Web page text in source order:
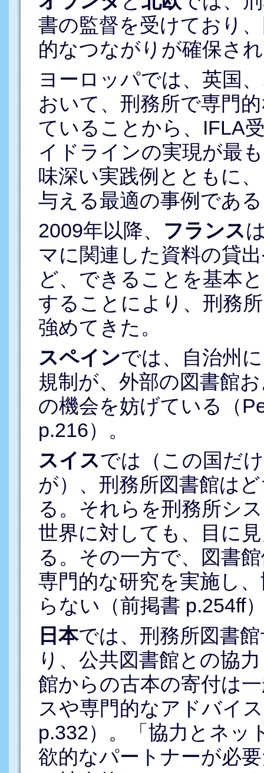
書の監督を受けており
的なつながりが確保さ
ヨーロッパでは、英国
おいて、刑務所で専門
ていることから、IFLA
イドラインの実現が最
味深い実践例とともに
与える最適の事例であ
2009年以降、 フランス
マに関連した資料の貸
ど、できることを基本
することにより、刑務
強めてきた。
スペインでは、自治州
規制が、外部の図書館
の機会を妨げている（
p.216）。
スイスでは（この国だ
が）、刑務所図書館は
る。それらを刑務所シ
世界に対しても、目に
る。その一方で、図書
専門的な研究を実施し
らない（前掲書 p.254ff
日本では、刑務所図書
り、公共図書館との協
館からの古本の寄付は
スや専門的なアドバイ
p.332）。「協力とネッ
欲的なパートナーが必